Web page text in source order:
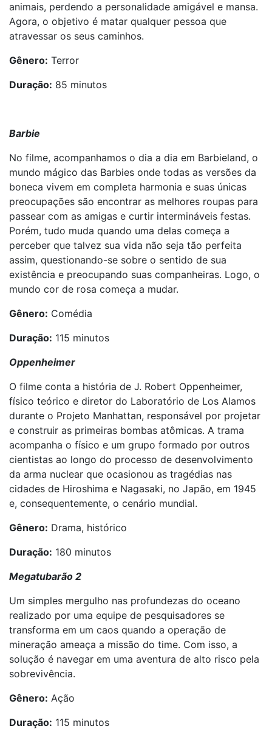
animais, perdendo a personalidade amigável e mansa.
Agora, o objetivo é matar qualquer pessoa que
atravessar os seus caminhos.
Gênero: Terror
Duração: 85 minutos
Barbie
No filme, acompanhamos o dia a dia em Barbieland, o
mundo mágico das Barbies onde todas as versões da
boneca vivem em completa harmonia e suas únicas
preocupações são encontrar as melhores roupas para
passear com as amigas e curtir intermináveis festas.
Porém, tudo muda quando uma delas começa a
perceber que talvez sua vida não seja tão perfeita
assim, questionando-se sobre o sentido de sua
existência e preocupando suas companheiras. Logo, o
mundo cor de rosa começa a mudar.
Gênero: Comédia
Duração: 115 minutos
Oppenheimer
O filme conta a história de J. Robert Oppenheimer,
físico teórico e diretor do Laboratório de Los Alamos
durante o Projeto Manhattan, responsável por projetar
e construir as primeiras bombas atômicas. A trama
acompanha o físico e um grupo formado por outros
cientistas ao longo do processo de desenvolvimento
da arma nuclear que ocasionou as tragédias nas
cidades de Hiroshima e Nagasaki, no Japão, em 1945
e, consequentemente, o cenário mundial.
Gênero: Drama, histórico
Duração: 180 minutos
Megatubarão 2
Um simples mergulho nas profundezas do oceano
realizado por uma equipe de pesquisadores se
transforma em um caos quando a operação de
mineração ameaça a missão do time. Com isso, a
solução é navegar em uma aventura de alto risco pela
sobrevivência.
Gênero: Ação
Duração: 115 minutos